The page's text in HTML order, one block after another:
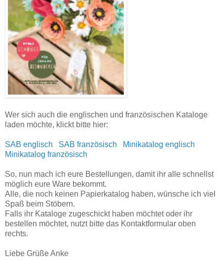
Wer sich auch die englischen und französischen Kataloge
laden möchte, klickt bitte hier:
SAB englisch SAB französisch
Minikatalog englisch
Minikatalog französisch
So, nun mach ich eure Bestellungen, damit ihr alle schnellst
möglich eure Ware bekommt.
Alle, die noch keinen Papierkatalog haben, wünsche ich viel
Spaß beim Stöbern.
Falls ihr Kataloge zugeschickt haben möchtet oder ihr
bestellen möchtet, nutzt bitte das Kontaktformular oben
rechts.
Liebe Grüße Anke